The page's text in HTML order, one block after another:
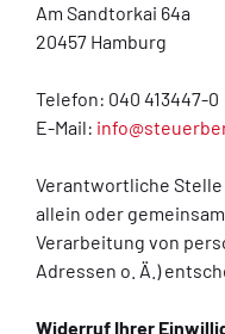
Am Sandtorkai 64a
20457 Hamburg
Telefon: 040 413447-0
E-Mail:
Verantwortliche
allein oder
Verarbeitung von
Adressen o. Ä.)
Widerruf Ihrer